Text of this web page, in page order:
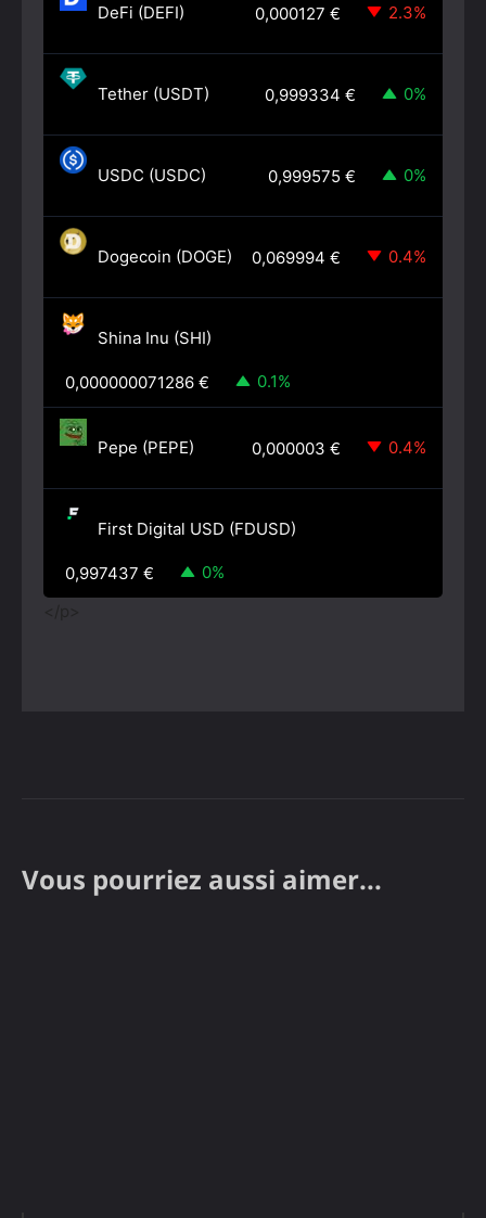
DeFi (DEFI) 0,000127 € 2.3%
Tether (USDT) 0,999334 € 0%
USDC (USDC) 0,999575 € 0%
Dogecoin (DOGE) 0,069994 € 0.4%
Shina Inu (SHI)
0,000000071286 € 0.1%
Pepe (PEPE) 0,000003 € 0.4%
First Digital USD (FDUSD)
0,997437 €
0%
Vous pourriez aussi aimer...